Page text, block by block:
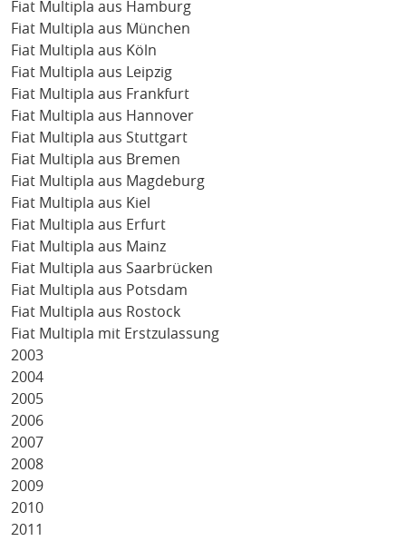
Fiat Multipla aus Hamburg
Fiat Multipla aus München
Fiat Multipla aus Köln
Fiat Multipla aus Leipzig
Fiat Multipla aus Frankfurt
Fiat Multipla aus Hannover
Fiat Multipla aus Stuttgart
Fiat Multipla aus Bremen
Fiat Multipla aus Magdeburg
Fiat Multipla aus Kiel
Fiat Multipla aus Erfurt
Fiat Multipla aus Mainz
Fiat Multipla aus Saarbrücken
Fiat Multipla aus Potsdam
Fiat Multipla aus Rostock
Fiat Multipla mit Erstzulassung
2003
2004
2005
2006
2007
2008
2009
2010
2011